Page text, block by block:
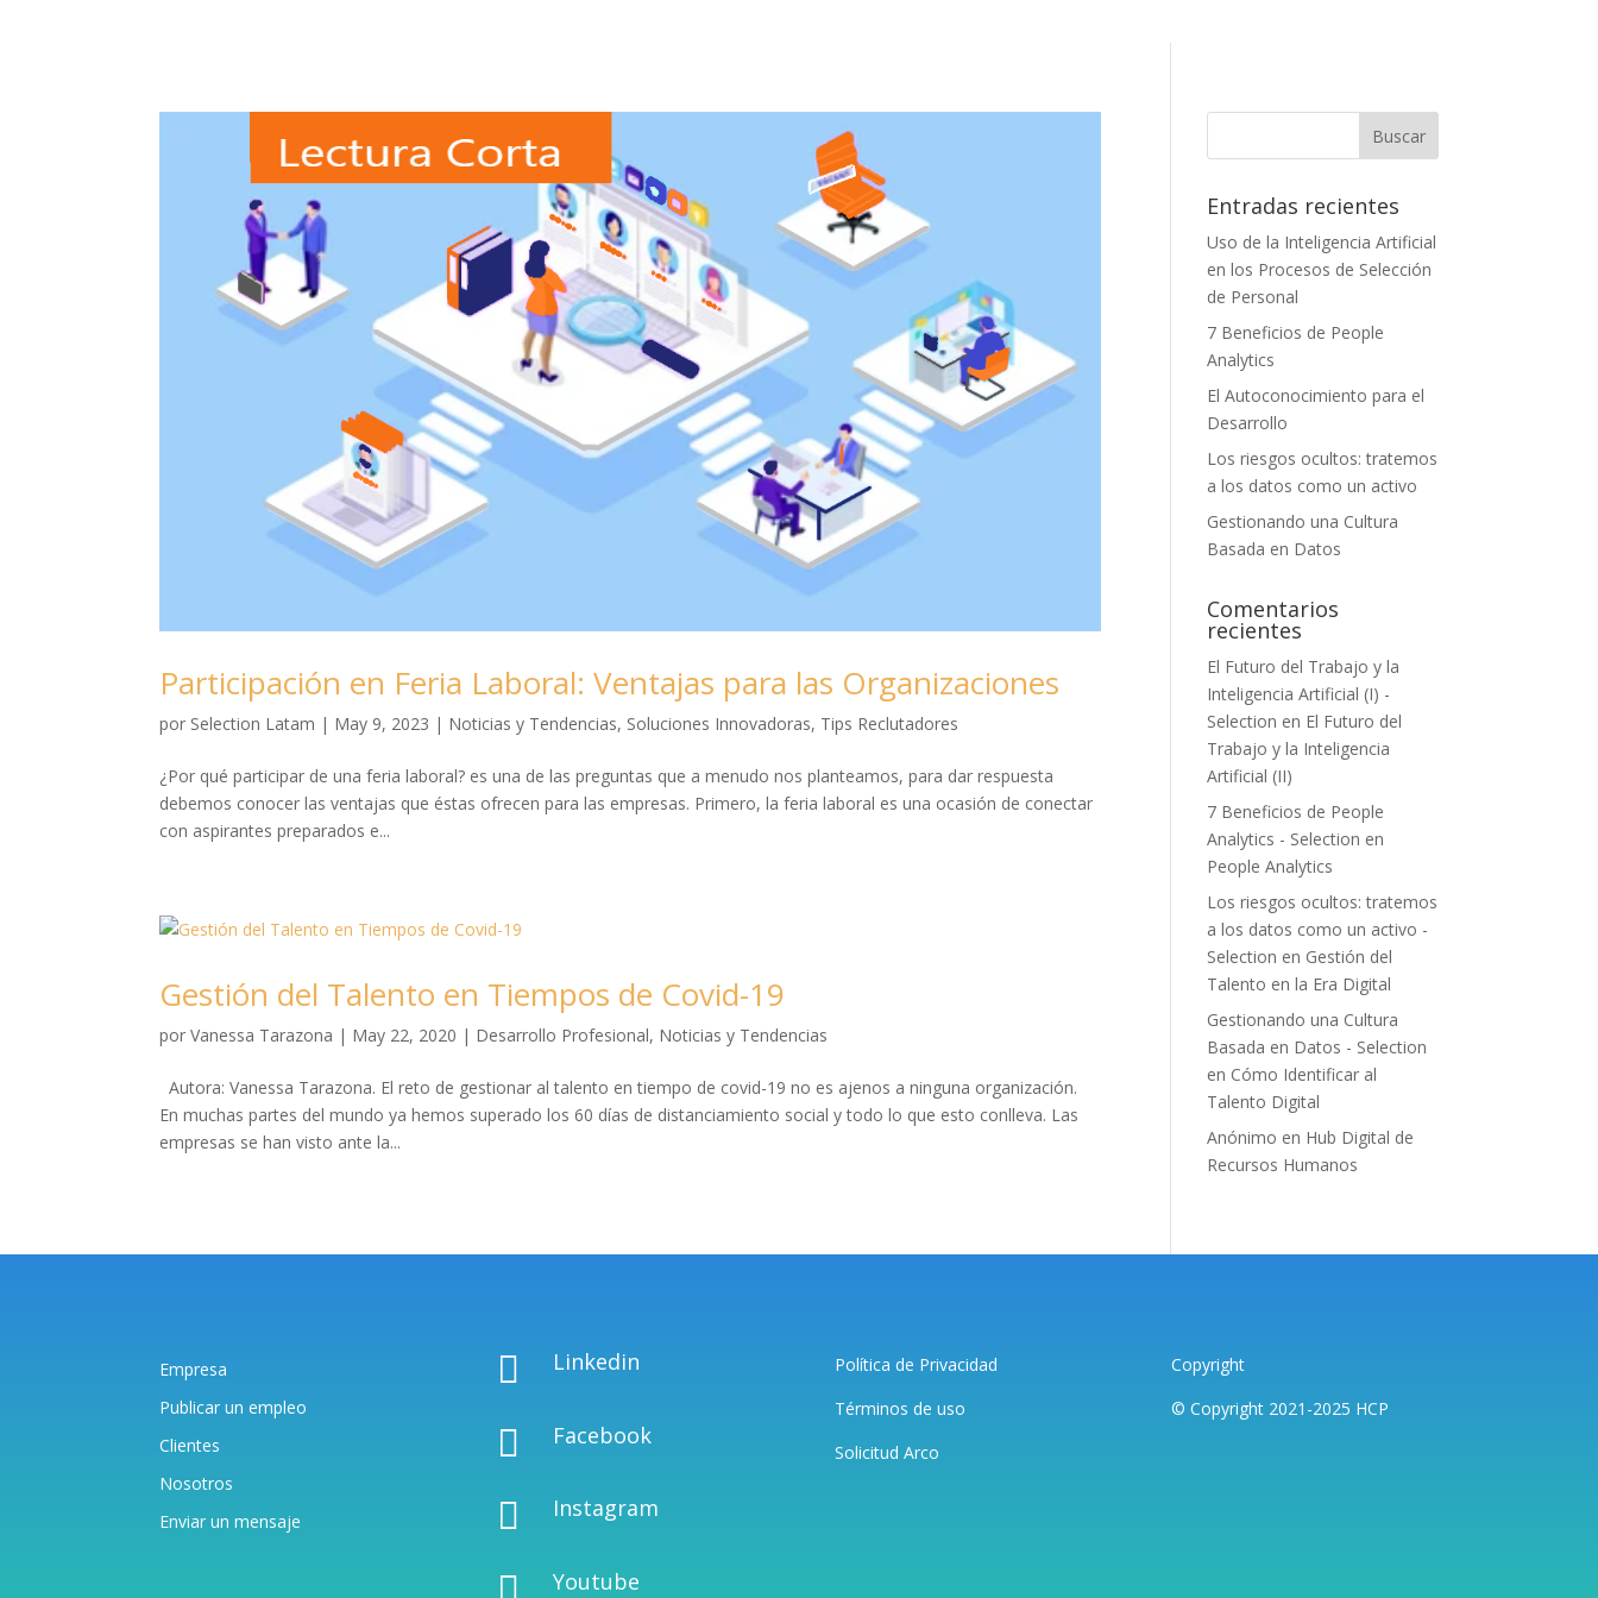
Participación en Feria Laboral: Ventajas para las Organizaciones
por Selection Latam | May 9, 2023 | Noticias y Tendencias, Soluciones Innovadoras, Tips Reclutadores
¿Por qué participar de una feria laboral? es una de las preguntas que a menudo nos planteamos, para dar respuesta
debemos conocer las ventajas que éstas ofrecen para las empresas. Primero, la feria laboral es una ocasión de conectar
con aspirantes preparados e...
Gestión del Talento en Tiempos de Covid-19
porVanessa Tarazona | May 22, 2020 | Desarrollo Profesional, Noticias y Tendencias
Autora: Vanessa Tarazona. El reto de gestionar al talento en tiempo de covid-19 no es ajenos a ninguna organización.
En muchas partes del mundo ya hemos superado los 60 días de distanciamiento social y todo lo que esto conlleva. Las
empresas se han visto ante la...
Entradas recientes
Uso de la Inteligencia Artificial
en los Procesos de Selección
de Personal
7 Beneficios de People
Analytics
El Autoconocimiento para el
Desarrollo
Los riesgos ocultos: tratemos
a los datos como un activo
Gestionando una Cultura
Basada en Datos
Comentarios
recientes
El Futuro del Trabajo y la
Inteligencia Artificial (I) -
Selection en El Futuro del
Trabajo y la Inteligencia
Artificial (II)
7 Beneficios de People
Analytics - Selection en
People Analytics
Los riesgos ocultos: tratemos
a los datos como un activo -
Selection en Gestión del
Talento en la Era Digital
Gestionando una Cultura
Basada en Datos - Selection
en Cómo Identificar al
Talento Digital
Anónimo en Hub Digital de
Recursos Humanos
Empresa
Publicar un empleo
Clientes
Nosotros
Enviar un mensaje
 Linkedin
 Facebook
 Instagram
 Youtube
Política de Privacidad
Términos de uso
Solicitud Arco
Copyright
© Copyright 2021-2025 HCP